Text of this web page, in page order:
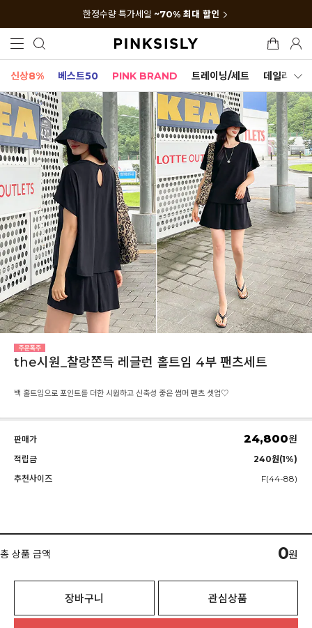
한정수량 특가세일 ~70% 최대 할인
신상8% 베스트50 PINK BRAND 트레이닝/세트 데일리세트
the시원_찰랑쫀득 레글런 홀트임 4부 팬츠세트
백 홀트임으로 포인트를 더한 시원하고 신축성 좋은 썸머 팬츠 셋업♡
판매가 24,800원
적립금
240원(1%)
추천사이즈
F(44-88)
총 상품 금액 0원
장바구니 관심상품